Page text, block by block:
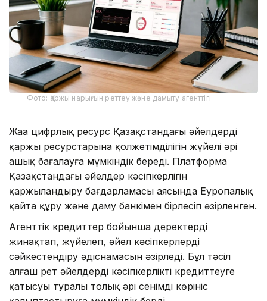
Фото: Қаржы нарығын реттеу және дамыту агенттігі
Жаңа цифрлық ресурс Қазақстандағы әйелдердің
қаржы ресурстарына қолжетімділігін жүйелі әрі
ашық бағалауға мүмкіндік береді. Платформа
Қазақстандағы әйелдер кәсіпкерлігін
қаржыландыру бағдарламасы аясында Еуропалық
қайта құру және даму банкімен бірлесіп әзірленген.
Агенттік кредиттер бойынша деректерді
жинақтап, жүйелеп, әйел кәсіпкерлерді
сәйкестендіру әдіснамасын әзірледі. Бұл тәсіл
алғаш рет әйелдердің кәсіпкерлікті кредиттеуге
қатысуы туралы толық әрі сенімді көрініс